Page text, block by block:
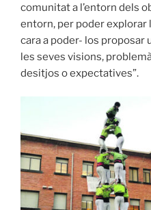
comunitat a l’entorn dels
entorn, per poder explorar
cara a poder- los
les seves visions,
desitjos o expectatives”.